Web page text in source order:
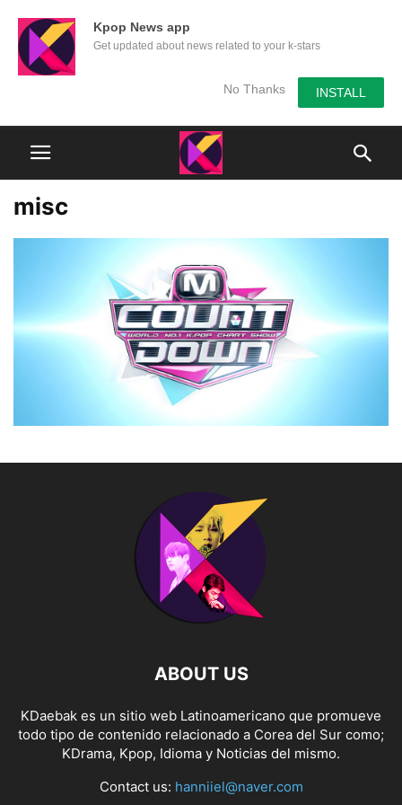
Kpop News app
Get updated about news related to your k-stars
No Thanks INSTALL
misc
ABOUT US
KDaebak es un sitio web Latinoamericano que promueve
todo tipo de contenido relacionado a Corea del Sur como;
KDrama, Kpop, Idioma y Noticias del mismo.
Contact us: hanniiel@naver.com